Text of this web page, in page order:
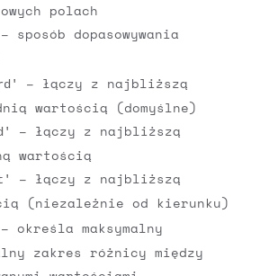
polach
sposób dopasowywania
– łączy z najbliższą
wartością (domyślne)
– łączy z najbliższą
wartością
– łączy z najbliższą
(niezależnie od kierunku)
określa maksymalny
zakres różnicy między